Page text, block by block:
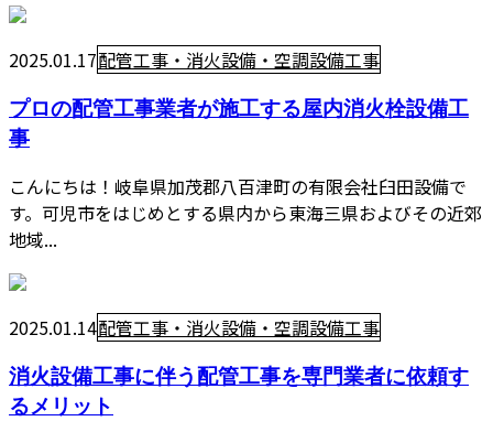
2025.01.17配管工事・消火設備・空調設備工事
プロの配管工事業者が施工する屋内消火栓設備工
事
こんにちは！岐阜県加茂郡八百津町の有限会社臼田設備で
す。可児市をはじめとする県内から東海三県およびその近郊
地域...
2025.01.14配管工事・消火設備・空調設備工事
消火設備工事に伴う配管工事を専門業者に依頼す
るメリット